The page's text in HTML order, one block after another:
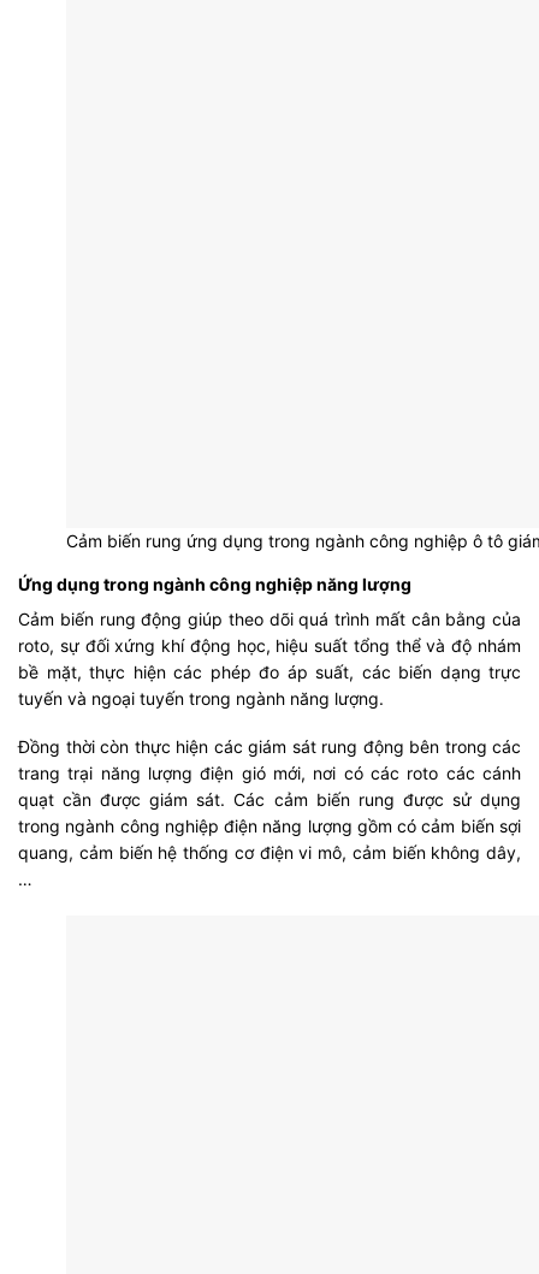
Cảm biến rung ứng dụng trong ngành công nghiệp ô tô
Ứng dụng trong ngành công nghiệp năng lượng
Cảm biến rung động giúp theo dõi quá trình mất cân bằng của
roto, sự đối xứng khí động học, hiệu suất tổng thể và độ nhám
bề mặt, thực hiện các phép đo áp suất, các biến dạng trực
tuyến và ngoại tuyến trong ngành năng lượng.
Đồng thời còn thực hiện các giám sát rung động bên trong các
trang trại năng lượng điện gió mới, nơi có các roto các cánh
quạt cần được giám sát. Các cảm biến rung được sử dụng
trong ngành công nghiệp điện năng lượng gồm có cảm biến sợi
quang, cảm biến hệ thống cơ điện vi mô, cảm biến không dây,
…